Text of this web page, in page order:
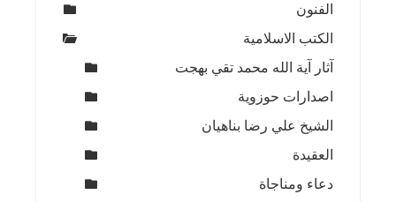
الفنون
الكتب الاسلامية
آثار آية الله محمد تقي بهجت
اصدارات حوزوية
الشيخ علي رضا بناهيان
العقيدة
دعاء ومناجاة